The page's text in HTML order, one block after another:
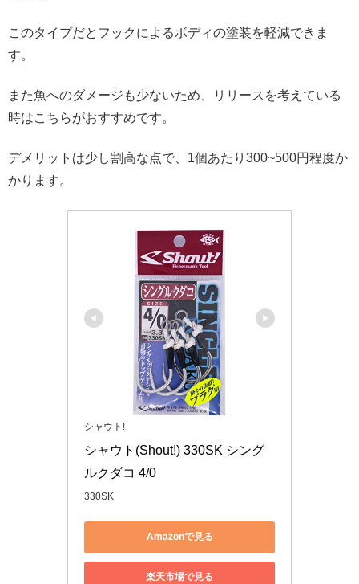
このタイプだとフックによるボディの塗装を軽減できま
す。
また魚へのダメージも少ないため、リリースを考えている
時はこちらがおすすめです。
デメリットは少し割高な点で、1個あたり300~500円程度か
かります。
シャウト!
シャウト(Shout!) 330SK シング
ルクダコ 4/0
330SK
Amazonで見る
楽天市場で見る